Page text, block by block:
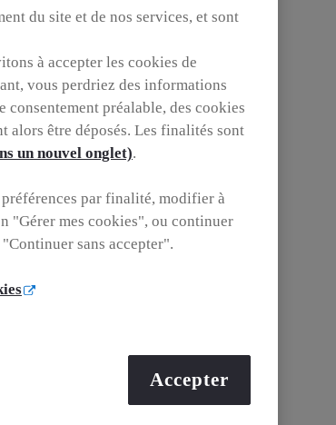
du site et de nos services, et sont
à accepter les cookies de
vous perdriez des informations
consentement préalable, des cookies
être déposés. Les finalités sont
un nouvel onglet).
par finalité, modifier à
"Gérer mes cookies", ou continuer
sans accepter".
Accepter